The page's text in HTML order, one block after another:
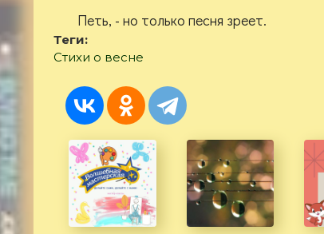
Петь, - но только песня зреет.
Теги:
Стихи о весне